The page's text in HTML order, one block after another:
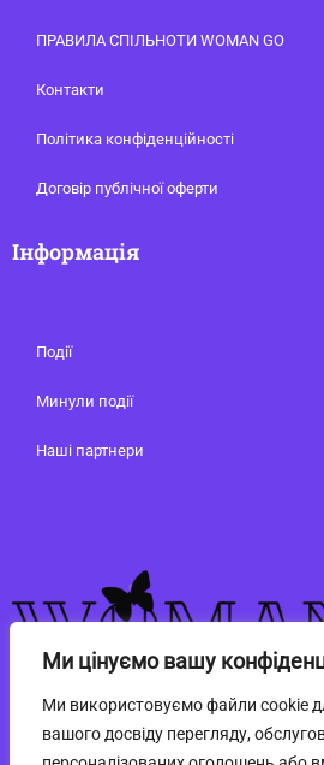
Ми цінуємо вашу
Ми використовуємо файли cookie
вашого досвіду перегляду,
ПРАВИЛА СПІЛЬНОТИ WOMAN GO
Контакти
Політика конфіденційності
Договір публічної оферти
Інформація
Події
Минули події
Наші партнери